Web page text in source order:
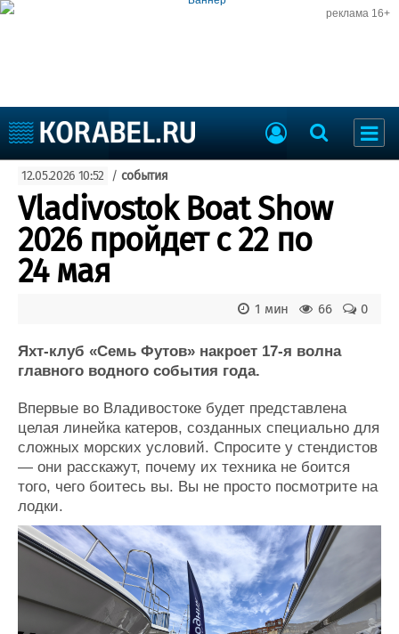
реклама 16+
Судоходство
Судоремонт
События
Пресс-релизы
Порты
Рыболовство
ВМФ
Судостроение
Пульс
Новости
Компании
Репутация
Работа
Крюинг
Журнал
Реклама
Торговая площадка
Доска объявлений
Продажа флота
Оборудование
Изделия
Материалы
Услуги
Конференции
Выставки и семинары
Личности
Флот
Галерея флота
Форум
12.05.2026 10:52 / события
Vladivostok Boat Show
2026 пройдет с 22 по
24 мая
0
66
1 мин
Яхт-клуб «Семь Футов» накроет 17-я волна
главного водного события года.
Впервые во Владивостоке будет представлена
целая линейка катеров, созданных специально для
сложных морских условий. Спросите у стендистов
— они расскажут, почему их техника не боится
того, чего боитесь вы. Вы не просто посмотрите на
лодки.